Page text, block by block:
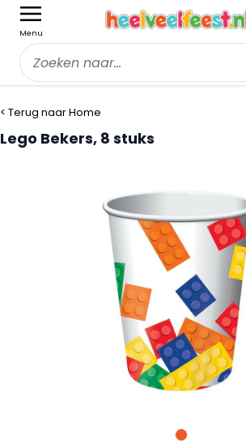
Menu
< Terug naar Home
Lego Bekers, 8 stuks